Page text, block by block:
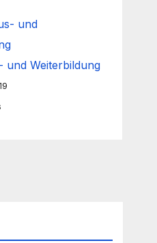
und Weiterbildung